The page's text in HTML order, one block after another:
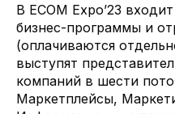
В ECOM Expo’23
бизнес-программы и
(оплачиваются
выступят
компаний в шести
Маркетплейсы,